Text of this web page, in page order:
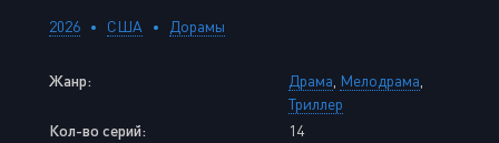
2026 США Дорамы
Жанр: Драма Мелодрама
Триллер
Кол-во серий:
14